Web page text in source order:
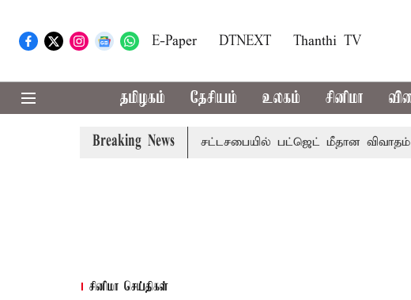
E-Paper DTNEXT Thanthi TV
தமிழகம் தேசியம் உலகம் சினிமா
Breaking News
தடுமாற்றமா? சட்டசபையில் பட்ஜெட் மீதான விவாதம் இன்று
சினிமா செய்திகள்